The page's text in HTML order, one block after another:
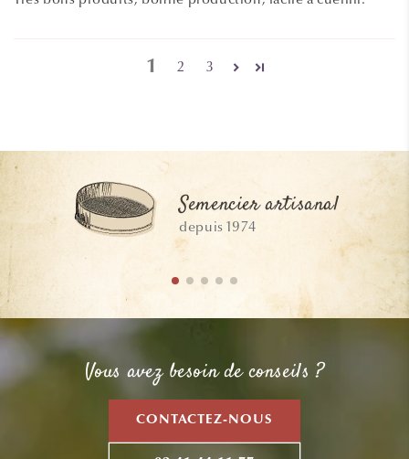
1 2 3
Semencier artisanal
depuis 1974
Vous avez besoin de conseils ?
CONTACTEZ-NOUS